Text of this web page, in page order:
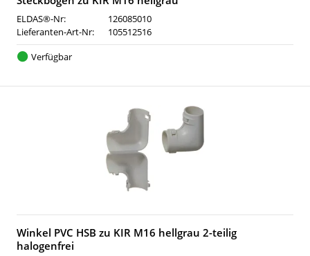
ELDAS®-Nr:
126085010
Lieferanten-Art-Nr:
105512516
Verfügbar
Winkel PVC HSB zu KIR M16 hellgrau 2-teilig
halogenfrei